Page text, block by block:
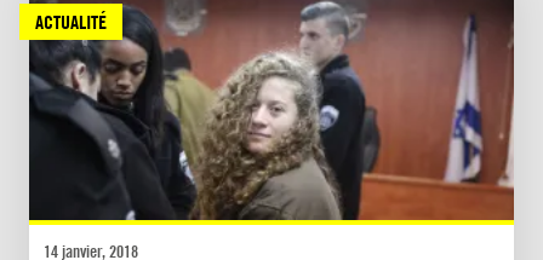
ACTUALITÉ
14 janvier, 2018